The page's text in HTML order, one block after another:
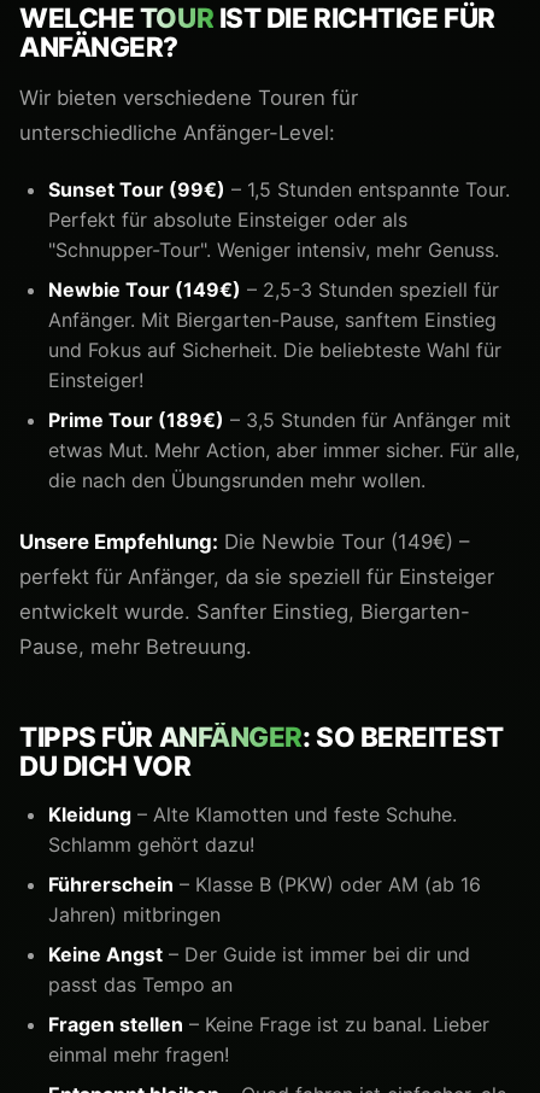
WELCHETOUR IST DIE RICHTIGE FÜR
ANFÄNGER?
Wir bieten verschiedene Touren für
unterschiedliche Anfänger-Level:
Sunset Tour (99€) – 1,5 Stunden entspannte Tour.
Perfekt für absolute Einsteiger oder als
"Schnupper-Tour". Weniger intensiv, mehr Genuss.
Newbie Tour (149€) – 2,5-3 Stunden speziell für
Anfänger. Mit Biergarten-Pause, sanftem Einstieg
und Fokus auf Sicherheit. Die beliebteste Wahl für
Einsteiger!
Prime Tour (189€) – 3,5 Stunden für Anfänger mit
etwas Mut. Mehr Action, aber immer sicher. Für alle,
die nach den Übungsrunden mehr wollen.
Unsere Empfehlung: Die Newbie Tour (149€) –
perfekt für Anfänger, da sie speziell für Einsteiger
entwickelt wurde. Sanfter Einstieg, Biergarten-
Pause, mehr Betreuung.
TIPPS FÜR ANFÄNGER: SO BEREITEST
DU DICH VOR
Kleidung – Alte Klamotten und feste Schuhe.
Schlamm gehört dazu!
Führerschein – Klasse B (PKW) oder AM (ab 16
Jahren) mitbringen
Keine Angst – Der Guide ist immer bei dir und
passt das Tempo an
Fragen stellen – Keine Frage ist zu banal. Lieber
einmal mehr fragen!